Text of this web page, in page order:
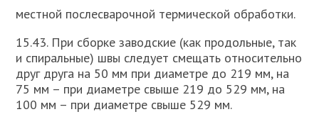
местной послесварочной термической обработки.
15.43. При сборке заводские (как продольные, так
и спиральные) швы следует смещать относительно
друг друга на 50 мм при диаметре до 219 мм, на
75 мм – при диаметре свыше 219 до 529 мм, на
100 мм – при диаметре свыше 529 мм.